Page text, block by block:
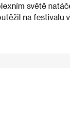
světě
na festivalu